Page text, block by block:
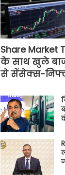
Share Market
के साथ खुले
से सेंसेक्स-